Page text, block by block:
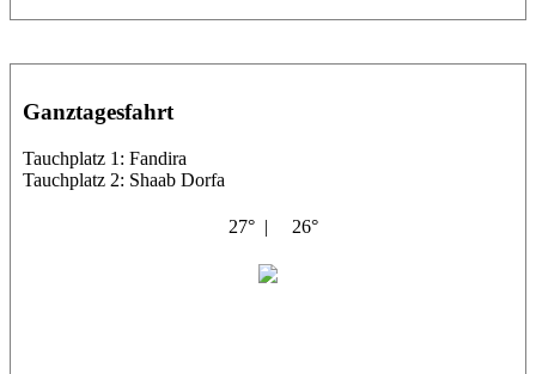
Ganztagesfahrt
Tauchplatz 1: Fandira
Tauchplatz 2: Shaab Dorfa
27° | 26°